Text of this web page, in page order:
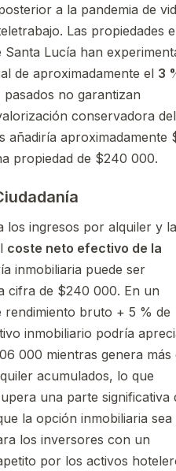
a la pandemia de
Las propiedades
Santa Lucía han
de aproximadamente el 3
no garantizan
conservadora
añadiría aproximadamente
propiedad de $240 000.
los ingresos por alquiler y la
coste neto efectivo de la
inmobiliaria puede ser
cifra de $240 000. En un
rendimiento bruto + 5 % de
inmobiliario podría
000 mientras genera más
acumulados, lo que
una parte significativa
la opción inmobiliaria sea
los inversores con un
por los activos